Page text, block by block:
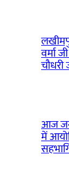
वर्मा
आज
में